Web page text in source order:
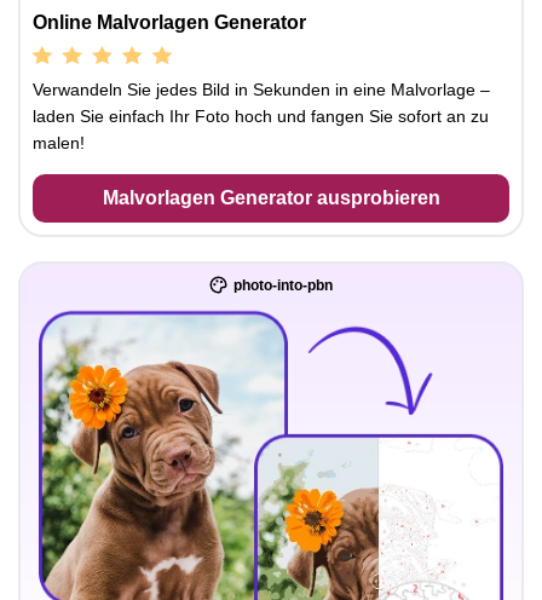
Online Malvorlagen Generator
Verwandeln Sie jedes Bild in Sekunden in eine Malvorlage –
laden Sie einfach Ihr Foto hoch und fangen Sie sofort an zu
malen!
Malvorlagen Generator ausprobieren
photo-into-pbn